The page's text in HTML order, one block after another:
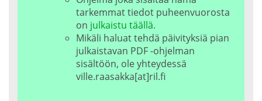
tarkemmat tiedot puheenvuorosta
on julkaistu täällä.
Mikäli haluat tehdä päivityksiä pian
julkaistavan PDF -ohjelman
sisältöön, ole yhteydessä
ville.raasakka[at]ril.fi